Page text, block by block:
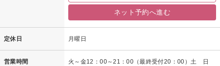
ネット予約へ進む
定休日 月曜日
営業時間
火～金12：00～21：00（最終受付20：00）土 日